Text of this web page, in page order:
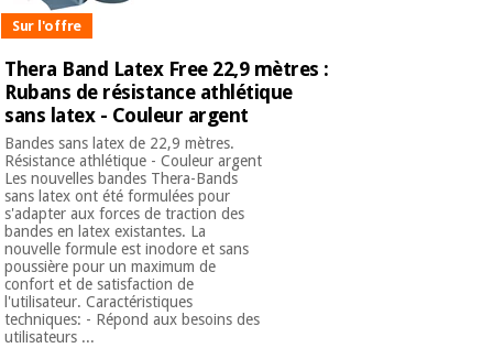
Sur l'offre
Thera Band Latex Free 22,9 mètres :
Rubans de résistance athlétique
sans latex - Couleur argent
Bandes sans latex de 22,9 mètres.
Résistance athlétique - Couleur argent
Les nouvelles bandes Thera-Bands
sans latex ont été formulées pour
s'adapter aux forces de traction des
bandes en latex existantes. La
nouvelle formule est inodore et sans
poussière pour un maximum de
confort et de satisfaction de
l'utilisateur. Caractéristiques
techniques: - Répond aux besoins des
utilisateurs ...